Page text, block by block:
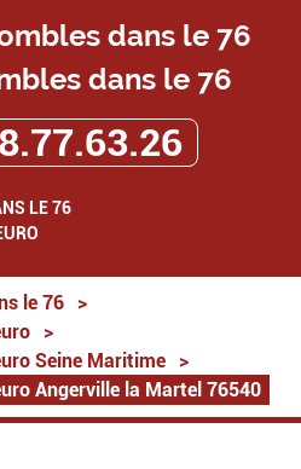
dans le 76
LE 76
le 76
>
>
Seine Maritime
>
Angerville la Martel 76540